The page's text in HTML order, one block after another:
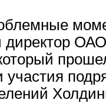
директор